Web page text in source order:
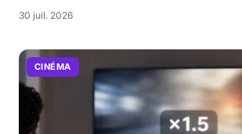
30 juil. 2026
CINÉMA